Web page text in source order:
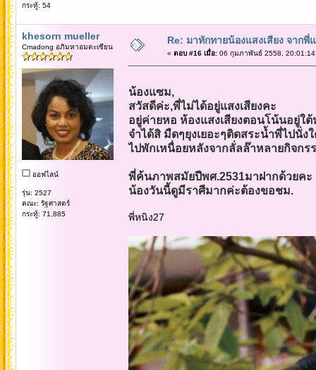
กระทู้: 54
khesorn mueller
Cmadong อภิมหาอมตะเซียน
ออฟไลน์
รุ่น: 2527
คณะ: รัฐศาสตร์
กระทู้: 71,885
Re: มาทักทายน้องแสงเสียง จากพี่
« ตอบ #16 เมื่อ:06 กุมภาพันธ์ 2558, 20:01:14
น้องแซม,
สวัสดีค่ะ,พี่ไม่ได้อยู่แสงเสียงคะ
อยู่ค่ายหอ ห้องแสงเสียงตอนโน้นอยู่ใต้
จำได้สิ มืดๆยุงเยอะๆติดสระน้ำพี่ไปนั่ง
ไปพักเหนื่อยหลังจากลั่ลล๊าหลายกิจกร
พี่ค้นภาพสมัยปีพศ.2531มาฝากด้วยคะ
น้องวันนี้ดูมีราศีมากค่ะต้องขอชม.
พี่หนิง27